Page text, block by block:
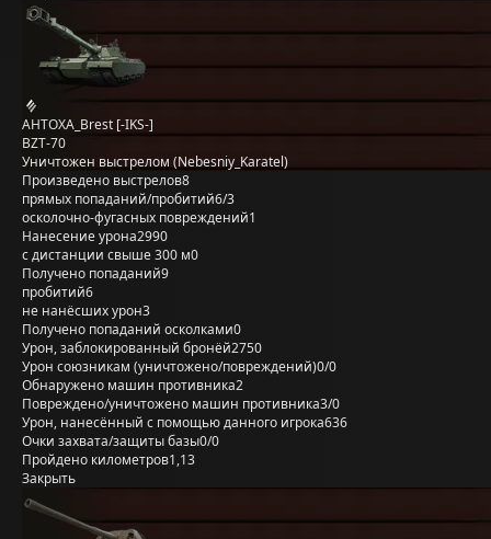
AHTOXA_Brest [-IKS-]
BZT-70
Уничтожен выстрелом (Nebesniy_Karatel)
Произведено выстрелов8
прямых попаданий/пробитий6/3
осколочно-фугасных повреждений1
Нанесение урона2990
с дистанции свыше 300 м0
Получено попаданий9
пробитий6
не нанёсших урон3
Получено попаданий осколками0
Урон, заблокированный бронёй2750
Урон союзникам (уничтожено/повреждений)0/0
Обнаружено машин противника2
Повреждено/уничтожено машин противника3/0
Урон, нанесённый с помощью данного игрока636
Очки захвата/защиты базы0/0
Пройдено километров1,13
Закрыть